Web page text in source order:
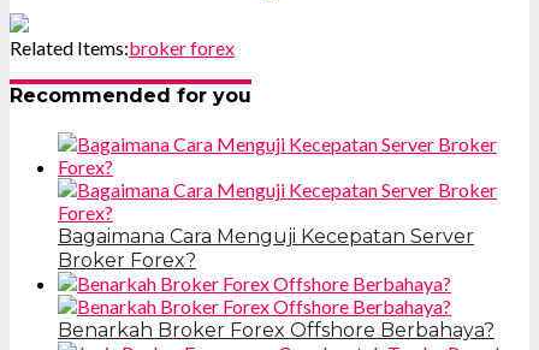
Related Items:broker forex
Recommended for you
Bagaimana Cara Menguji Kecepatan Server
Broker Forex?
Benarkah Broker Forex Offshore Berbahaya?